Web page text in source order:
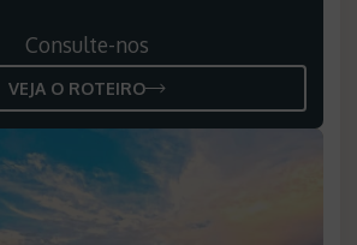
Consulte-nos
VEJA O ROTEIRO